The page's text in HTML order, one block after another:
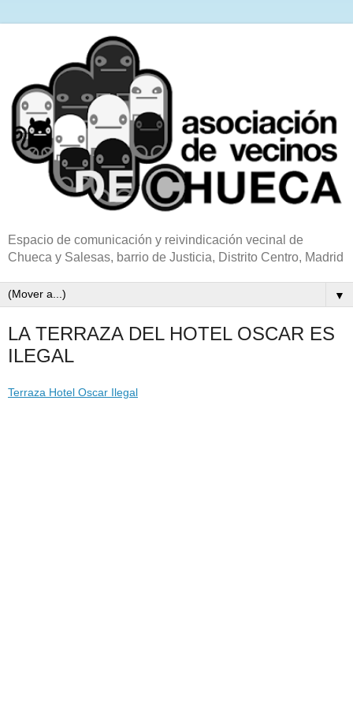
Espacio de comunicación y reivindicación vecinal de
Chueca y Salesas, barrio de Justicia, Distrito Centro, Madrid
▼
LA TERRAZA DEL HOTEL OSCAR ES
ILEGAL
Terraza Hotel Oscar Ilegal